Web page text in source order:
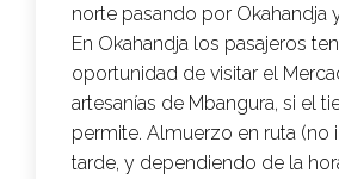
norte pasando por Okahandja
En Okahandja los pasajeros
oportunidad de visitar el
artesanías de Mbangura, si el
permite. Almuerzo en ruta (no
tarde, y dependiendo de la